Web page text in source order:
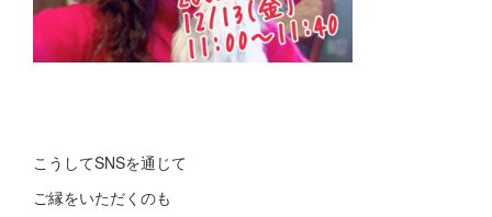
こうしてSNSを通じて
ご縁をいただくのも